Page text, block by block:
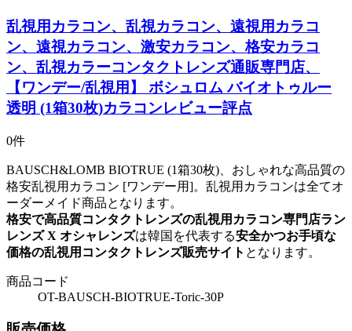
乱視用カラコン、乱視カラコン、遠視用カラコ
ン、遠視カラコン、激安カラコン、格安カラコ
ン、乱視カラーコンタクトレンズ通販専門店、
【ワンデー/乱視用】 ボシュロム バイオトゥルー
透明 (1箱30枚)カラコンレビュー評点
0件
BAUSCH&LOMB BIOTRUE (1箱30枚)、おしゃれな高品質の
格安乱視用カラコン [ワンデー用]。乱視用カラコンは全てオ
ーダーメイド商品となります。
格安で高品質コンタクトレンズの乱視用カラコン専門店ラン
レンズ X オシャレンズは韓国を代表する安全かつお手頃な
価格の乱視用コンタクトレンズ販売サイト となります。
商品コード
OT-BAUSCH-BIOTRUE-Toric-30P